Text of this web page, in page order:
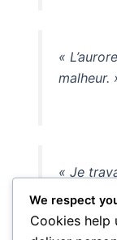
«
malheur.
« Je
We respect
Cookies help